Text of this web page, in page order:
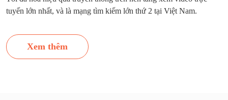
tuyến lớn nhất, và là mạng tìm kiếm lớn thứ 2 tại Việt Nam.
Xem thêm